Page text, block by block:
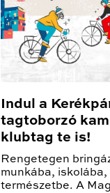
Indul a
tagtoborzó
klubtag te is!
Rengetegen
munkába,
természetbe. A